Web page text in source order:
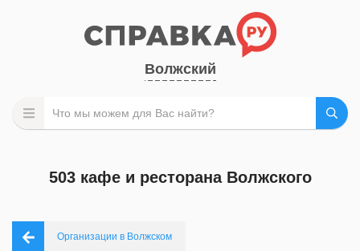
Волжский
503 кафе и ресторана Волжского
Организации в Волжском